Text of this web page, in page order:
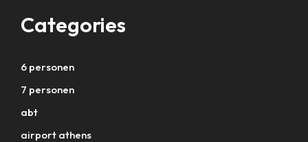
Categories
6 personen
7 personen
abt
airport athens